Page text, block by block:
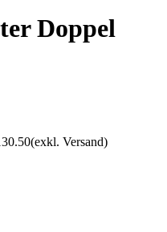
Doppel
(exkl. Versand)